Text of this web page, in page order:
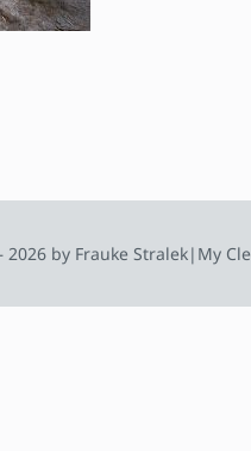
by Frauke Stralek| My